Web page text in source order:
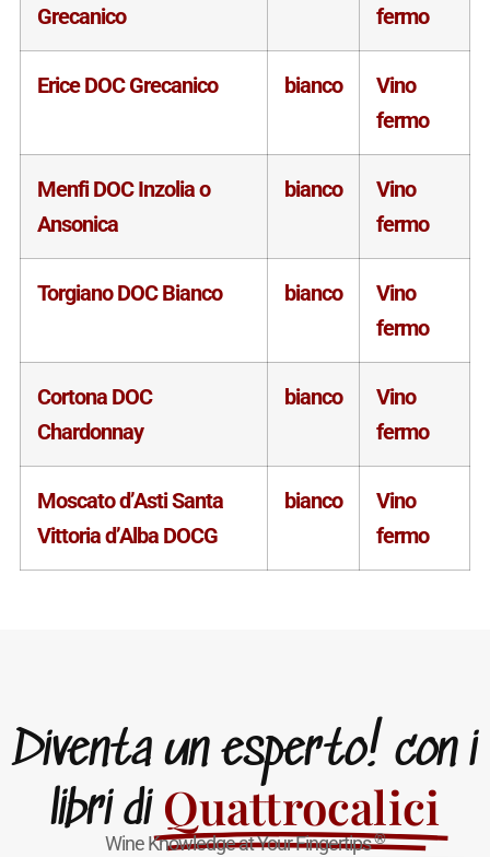
Grecanico
fermo
Erice DOC Grecanico bianco
Vino
fermo
Menfi DOC Inzolia o
Ansonica
bianco
Vino
fermo
Torgiano DOC Bianco bianco
Vino
fermo
Cortona DOC
Chardonnay
bianco
Vino
fermo
Moscato d’Asti Santa
Vittoria d’Alba DOCG
bianco
Vino
fermo
Diventa un esperto! con i
libri di Quattrocalici
Wine Knowledge at Your Fingertips®